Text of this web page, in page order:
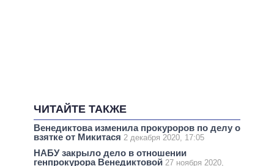
ЧИТАЙТЕ ТАКЖЕ
Венедиктова изменила прокуроров по делу о
взятке от Микитася 2 декабря 2020, 17:05
НАБУ закрыло дело в отношении
генпрокурора Венедиктовой 27 ноября 2020,